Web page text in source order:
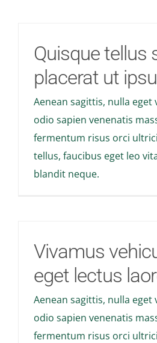
Contact Us
Join Now
Quisque tellus
placerat ut
Aenean sagittis, nulla eget
odio sapien venenatis
fermentum risus orci
tellus, faucibus eget leo
blandit neque.
Vivamus
eget lectus
Aenean sagittis, nulla eget
odio sapien venenatis
fermentum risus orci